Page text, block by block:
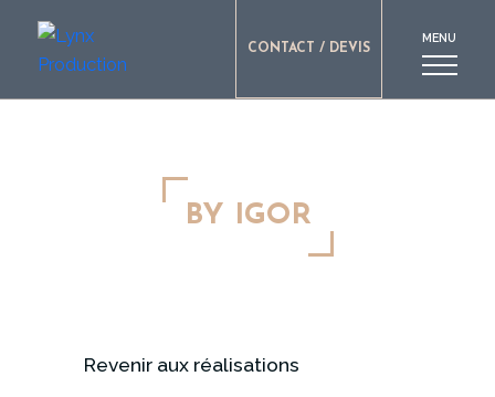
MENU
CONTACT / DEVIS
BY IGOR
Revenir aux réalisations